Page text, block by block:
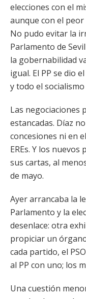
elecciones con el
aunque con el
No pudo evitar la
Parlamento de
la gobernabilidad
igual. El PP se dio
y todo el
Las negociaciones
estancadas. Díaz
concesiones ni en
EREs. Y los
sus cartas, al
de mayo.
Ayer arrancaba la
Parlamento y la
desenlace: otra
propiciar un
cada partido, el
al PP con uno; los
Una cuestión